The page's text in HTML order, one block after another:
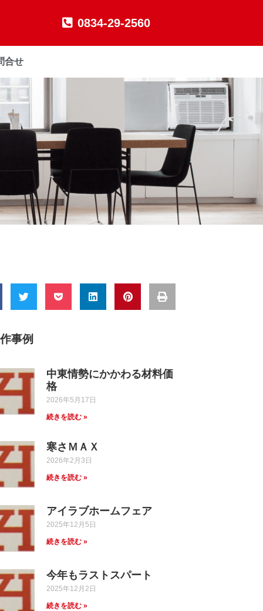
0834-29-2560
合せ
事例
中東情勢にかかわる材料価
格
2026年5月17日
続きを読む »
寒さＭＡＸ
2026年2月3日
続きを読む »
アイラブホームフェア
2025年12月5日
続きを読む »
今年もラストスパート
2025年12月2日
続きを読む »